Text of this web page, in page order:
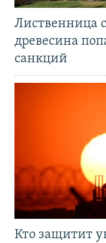
Лиственница
древесина
санкций
Кто защитит